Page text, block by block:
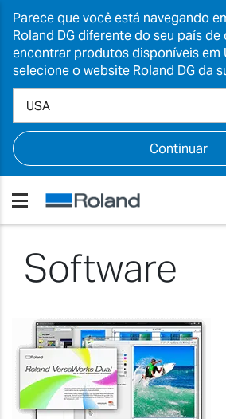
Parece que você está navegando
Roland DG diferente do seu país de
encontrar produtos disponíveis em
selecione o website Roland DG da
Continuar
Software